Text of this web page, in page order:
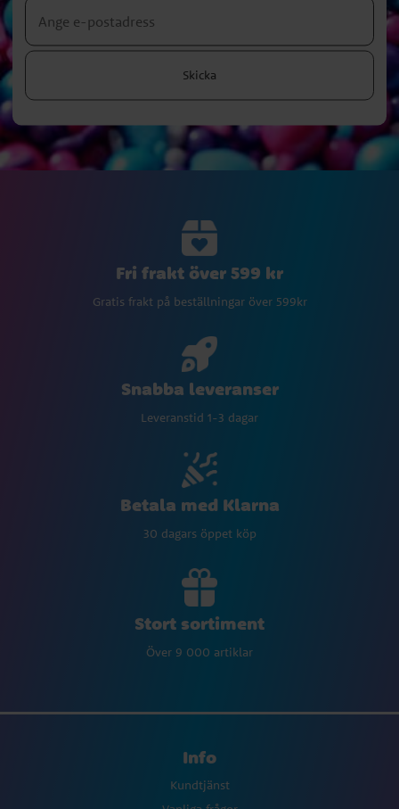
Skicka
Fri frakt över 599 kr
Gratis frakt på beställningar över 599kr
Snabba leveranser
Leveranstid 1-3 dagar
Betala med Klarna
30 dagars öppet köp
Stort sortiment
Över 9 000 artiklar
Info
Kundtjänst